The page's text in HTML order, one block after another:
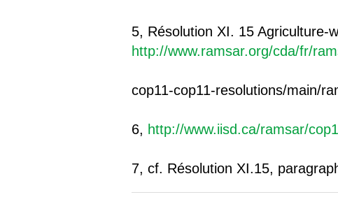
5, Résolution XI. 15 Agriculture-
http://www.ramsar.org/cda/fr/
cop11-cop11-resolutions/main/
6, http://www.iisd.ca/ramsar/
7, cf. Résolution XI.15,